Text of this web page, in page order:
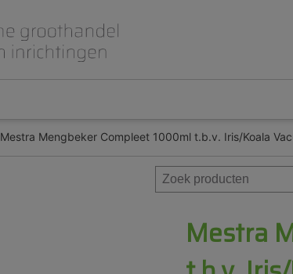
Beet- en lepelplaten
CAD CAM
Gips en inbedmassa
Meubilair en inrichting
Modelleren
Mestra Mengbeker Compleet 1000ml t.b.v. Iris/Koala
Mestra